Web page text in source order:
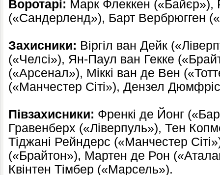
Воротарі: Марк Флеккен («Байєр»),
(«Сандерленд»), Барт Вербрюгген
Захисники: Віргіл ван Дейк
(«Челсі»), Ян-Паул ван Гекке
(«Арсенал»), Міккі ван де Вен
(«Манчестер Сіті»), Дензел
Півзахисники: Френкі де Йонг
Гравенберх («Ліверпуль»), Тен
Тіджані Рейндерс («Манчестер
(«Брайтон»), Мартен де Рон
Квінтен Тімбер («Марсель»).